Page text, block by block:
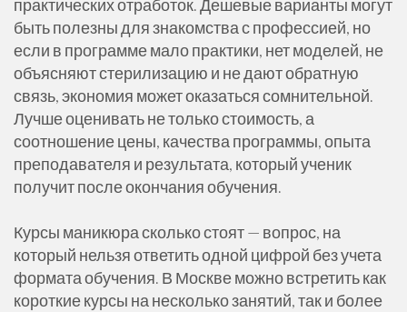
практических отработок. Дешевые варианты могут
быть полезны для знакомства с профессией, но
если в программе мало практики, нет моделей, не
объясняют стерилизацию и не дают обратную
связь, экономия может оказаться сомнительной.
Лучше оценивать не только стоимость, а
соотношение цены, качества программы, опыта
преподавателя и результата, который ученик
получит после окончания обучения.
Курсы маникюра сколько стоят — вопрос, на
который нельзя ответить одной цифрой без учета
формата обучения. В Москве можно встретить как
короткие курсы на несколько занятий, так и более